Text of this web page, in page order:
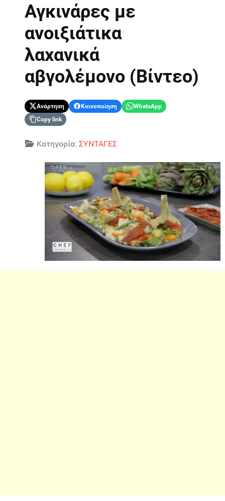
Αγκινάρες με
ανοιξιάτικα
λαχανικά
αβγολέμονο (Βίντεο)
Ανάρτηση Κοινοποίηση
WhatsApp
Copy link
Λεπτομέρειες
Κατηγορία: ΣΥΝΤΑΓΕΣ